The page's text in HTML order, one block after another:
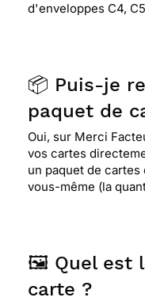
d'enveloppes C4,
📦 Puis-je
paquet de
Oui, sur Merci
vos cartes
un paquet de
vous-même (la
🖼️ Quel est
carte ?